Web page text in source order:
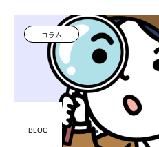
コラム
BLOG